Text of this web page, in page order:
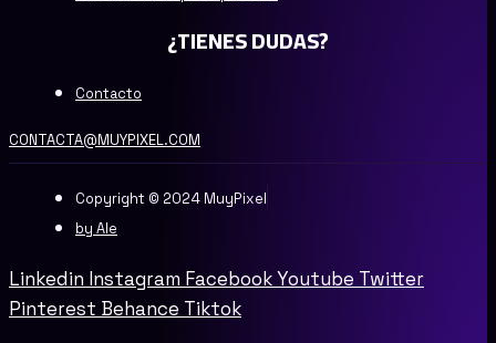
¿TIENES DUDAS?
Contacto
CONTACTA@MUYPIXEL.COM
Copyright © 2024 MuyPixel
by Ale
Linkedin Instagram FacebookYoutube Twitter
Pinterest Behance Tiktok